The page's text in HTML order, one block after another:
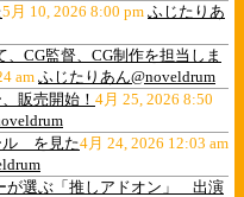
5月 10, 2026 8:00 pm ふじたりあ
CG監督、CG制作を担当しま
amふじたりあん@noveldrum
販売開始！ 4月 25, 2026 8:50
ル を見た4月 24, 2026 12:03 am
が選ぶ「推しアドオン」 出演